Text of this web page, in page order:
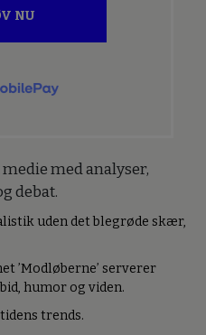
NU
med analyser,
debat.
uden det blegrøde skær,
’Modløberne’ serverer
humor og viden.
trends.